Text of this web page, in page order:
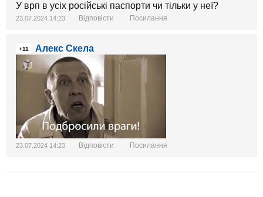
У врп в усіх російські паспорти чи тільки у неї?
23.07.2024 14:23 Відповісти Посилання
+11 Алекс Скела
23.07.2024 14:23 Відповісти Посилання